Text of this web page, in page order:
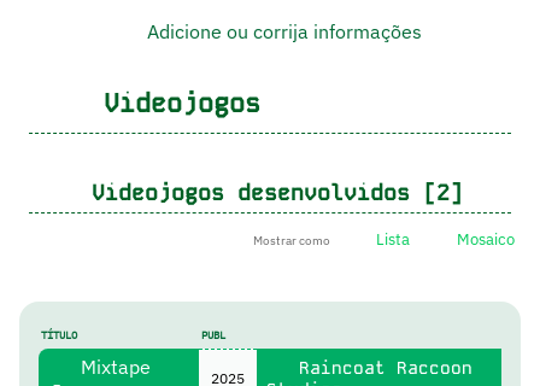
Adicione ou corrija informações
Videojogos
Videojogos desenvolvidos [2]
Mostrar como Lista Mosaico
TÍTULO PUBL
Mixtape
2025
Raincoat Raccoon